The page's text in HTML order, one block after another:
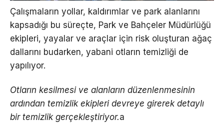
Çalışmaların yollar, kaldırımlar ve park alanlarını
kapsadığı bu süreçte, Park ve Bahçeler Müdürlüğü
ekipleri, yayalar ve araçlar için risk oluşturan ağaç
dallarını budarken, yabani otların temizliği de
yapılıyor.
Otların kesilmesi ve alanların düzenlenmesinin
ardından temizlik ekipleri devreye girerek detaylı
bir temizlik gerçekleştiriyor.a